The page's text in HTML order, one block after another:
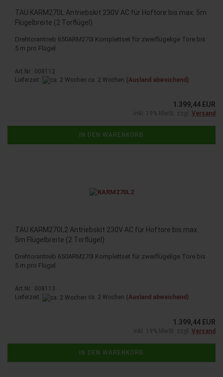
TAU KARM270L Antriebskit 230V AC für Hoftore bis max. 5m
Flügelbreite (2 Torflügel)
Drehtorantrieb 650ARM270I Komplettset für zweiflügelige Tore bis
5 m pro Flügel
Art.Nr.: 008112
Lieferzeit:
ca. 2 Wochen (Ausland abweichend)
1.399,44 EUR
inkl. 19% MwSt. zzgl. Versand
IN DEN WARENKORB
TAU KARM270L2 Antriebskit 230V AC für Hoftore bis max.
5m Flügelbreite (2 Torflügel)
Drehtorantrieb 650ARM270I Komplettset für zweiflügelige Tore bis
5 m pro Flügel
Art.Nr.: 008113
Lieferzeit:
ca. 2 Wochen (Ausland abweichend)
1.399,44 EUR
inkl. 19% MwSt. zzgl. Versand
IN DEN WARENKORB